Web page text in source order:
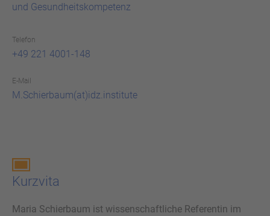
und Ge­sund­heits­kom­pe­tenz
Telefon
+49 221 4001-148
E-Mail
M.Schierbaum(at)idz.institute
Kurz­vi­ta
Maria Schierbaum ist wissenschaftliche Referentin im